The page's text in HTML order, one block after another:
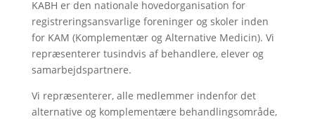
KABH er den nationale hovedorganisation for
registreringsansvarlige foreninger og skoler inden
for KAM (Komplementær og Alternative Medicin). Vi
repræsenterer tusindvis af behandlere, elever og
samarbejdspartnere.
Vi repræsenterer, alle medlemmer indenfor det
alternative og komplementære behandlingsområde,